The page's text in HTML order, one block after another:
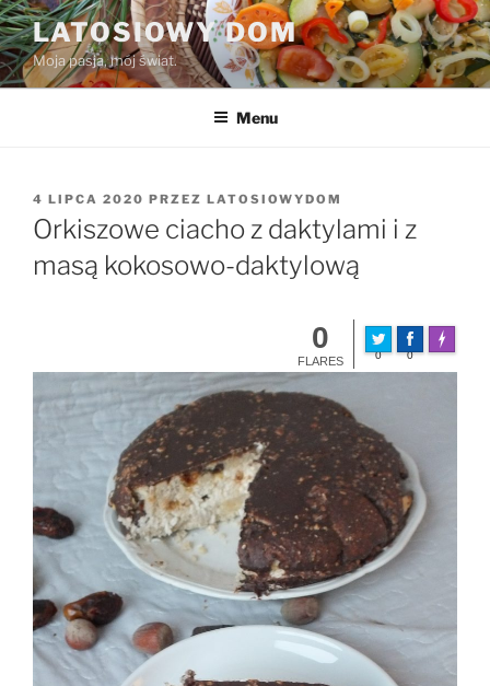
Przejdź
do
treści
LATOSIOWY DOM
Moja pasja, mój świat.
Menu
OPUBLIKOWANE
W
4 LIPCA 2020 PRZEZ LATOSIOWYDOM
Orkiszowe ciacho z daktylami i z
masą kokosowo-daktylową
0
FLARES 0 0
Made with